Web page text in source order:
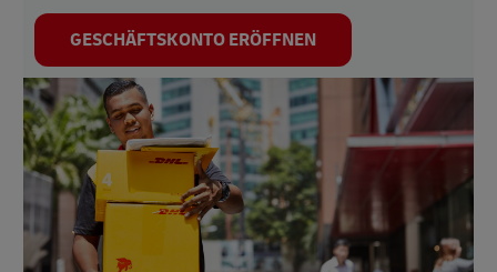
GESCHÄFTSKONTO ERÖFFNEN